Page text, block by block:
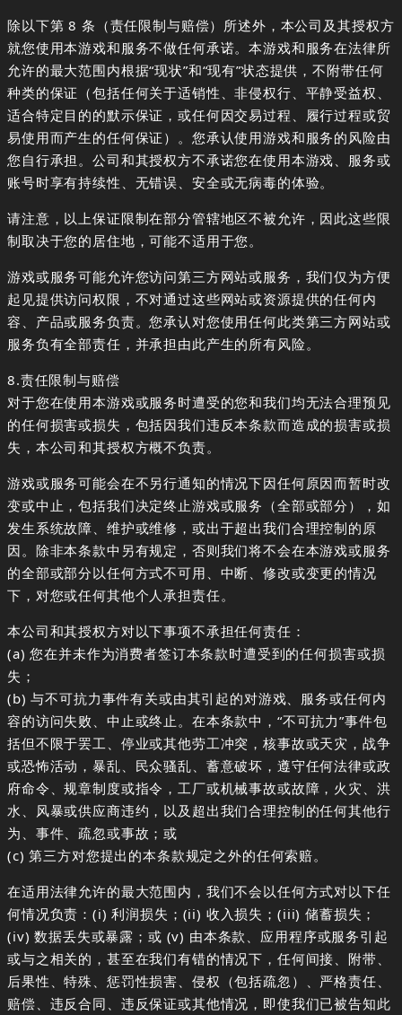
除以下第 8 条（责任限制与赔偿）所述外，本公司及其授权方
就您使用本游戏和服务不做任何承诺。本游戏和服务在法律所
允许的最大范围内根据“现状”和“现有”状态提供，不附带任何
种类的保证（包括任何关于适销性、非侵权行、平静受益权、
适合特定目的的默示保证，或任何因交易过程、履行过程或贸
易使用而产生的任何保证）。您承认使用游戏和服务的风险由
您自行承担。公司和其授权方不承诺您在使用本游戏、服务或
账号时享有持续性、无错误、安全或无病毒的体验。
请注意，以上保证限制在部分管辖地区不被允许，因此这些限
制取决于您的居住地，可能不适用于您。
游戏或服务可能允许您访问第三方网站或服务，我们仅为方便
起见提供访问权限，不对通过这些网站或资源提供的任何内
容、产品或服务负责。您承认对您使用任何此类第三方网站或
服务负有全部责任，并承担由此产生的所有风险。
8.责任限制与赔偿
对于您在使用本游戏或服务时遭受的您和我们均无法合理预见
的任何损害或损失，包括因我们违反本条款而造成的损害或损
失，本公司和其授权方概不负责。
游戏或服务可能会在不另行通知的情况下因任何原因而暂时改
变或中止，包括我们决定终止游戏或服务（全部或部分），如
发生系统故障、维护或维修，或出于超出我们合理控制的原
因。除非本条款中另有规定，否则我们将不会在本游戏或服务
的全部或部分以任何方式不可用、中断、修改或变更的情况
下，对您或任何其他个人承担责任。
本公司和其授权方对以下事项不承担任何责任：
(a) 您在并未作为消费者签订本条款时遭受到的任何损害或损
失；
(b) 与不可抗力事件有关或由其引起的对游戏、服务或任何内
容的访问失败、中止或终止。在本条款中，“不可抗力”事件包
括但不限于罢工、停业或其他劳工冲突，核事故或天灾，战争
或恐怖活动，暴乱、民众骚乱、蓄意破坏，遵守任何法律或政
府命令、规章制度或指令，工厂或机械事故或故障，火灾、洪
水、风暴或供应商违约，以及超出我们合理控制的任何其他行
为、事件、疏忽或事故；或
(c) 第三方对您提出的本条款规定之外的任何索赔。
在适用法律允许的最大范围内，我们不会以任何方式对以下任
何情况负责：(i) 利润损失；(ii) 收入损失；(iii) 储蓄损失；
(iv) 数据丢失或暴露；或 (v) 由本条款、应用程序或服务引起
或与之相关的，甚至在我们有错的情况下，任何间接、附带、
后果性、特殊、惩罚性损害、侵权（包括疏忽）、严格责任、
赔偿、违反合同、违反保证或其他情况，即使我们已被告知此